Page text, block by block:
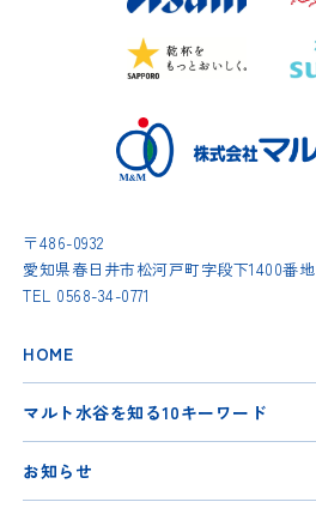
〒486-0932
愛知県春日井市松河戸町字段下1400番地
TEL 0568-34-0771
HOME
マルト水谷を知る10キーワード
お知らせ